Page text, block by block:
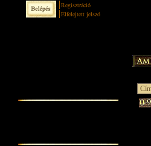
Regisztráció
Elfelejtett jelszó